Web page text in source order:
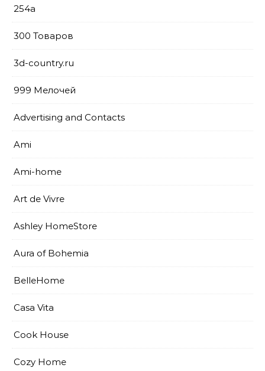
254a
300 Товаров
3d-country.ru
999 Мелочей
Advertising and Contacts
Ami
Ami-home
Art de Vivre
Ashley HomeStore
Aura of Bohemia
BelleHome
Casa Vita
Cook House
Cozy Home